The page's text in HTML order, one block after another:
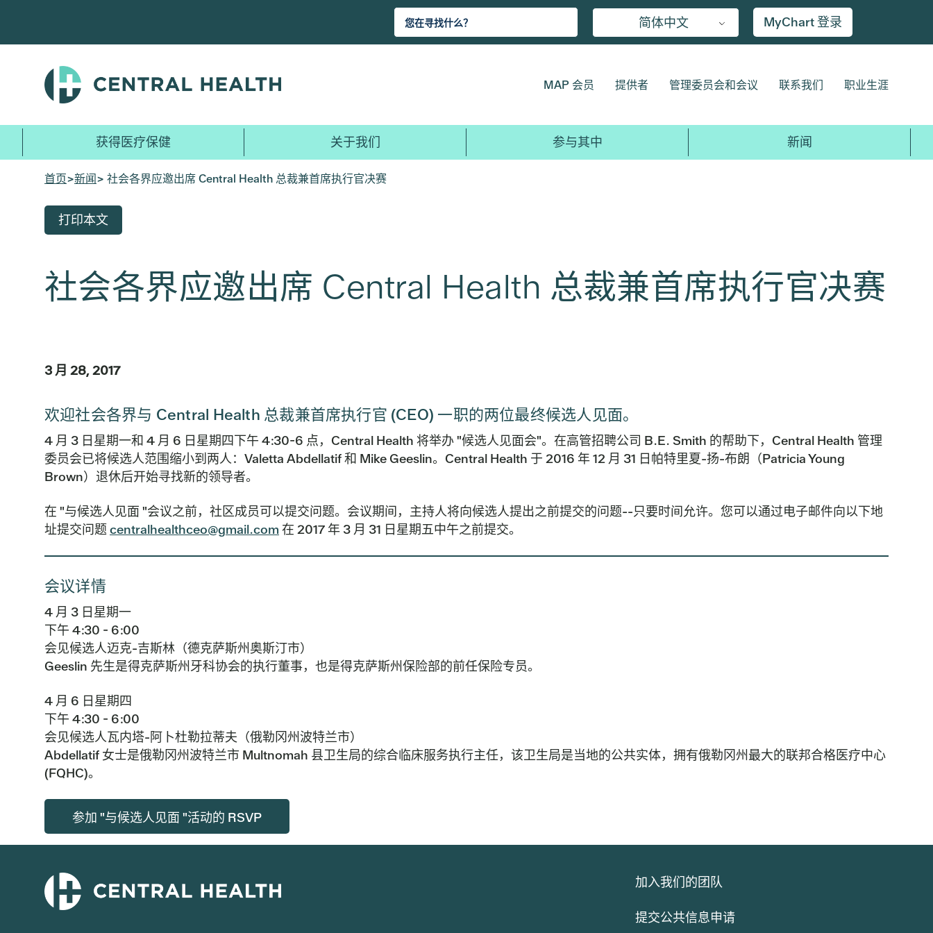
主
简体中文 MyChart 登录
MAP 会员 提供者 管理委员会和会议 联系我们 职业生涯
获得医疗保健 关于我们 参与其中 新闻
首页>新闻> 社会各界应邀出席 Central Health 总裁兼首席执行官决赛
打印本文
社会各界应邀出席 Central Health 总裁兼首席执行官决赛
3 月 28, 2017
欢迎社会各界与 Central Health 总裁兼首席执行官 (CEO) 一职的两位最终候选人见面。
4 月 3 日星期一和 4 月 6 日星期四下午 4:30-6 点，Central Health 将举办 "候选人见面会"。在高管招聘公司 B.E. Smith 的帮助下，Central Health 管理
委员会已将候选人范围缩小到两人：Valetta Abdellatif 和 Mike Geeslin。Central Health 于 2016 年 12 月 31 日帕特里夏-扬-布朗（Patricia Young
Brown）退休后开始寻找新的领导者。
在 "与候选人见面 "会议之前，社区成员可以提交问题。会议期间，主持人将向候选人提出之前提交的问题--只要时间允许。您可以通过电子邮件向以下地
址提交问题centralhealthceo@gmail.com 在 2017 年 3 月 31 日星期五中午之前提交。
会议详情
4 月 3 日星期一
下午 4:30 - 6:00
会见候选人迈克-吉斯林（德克萨斯州奥斯汀市）
Geeslin 先生是得克萨斯州牙科协会的执行董事，也是得克萨斯州保险部的前任保险专员。
4 月 6 日星期四
下午 4:30 - 6:00
会见候选人瓦内塔-阿卜杜勒拉蒂夫（俄勒冈州波特兰市）
Abdellatif 女士是俄勒冈州波特兰市 Multnomah 县卫生局的综合临床服务执行主任，该卫生局是当地的公共实体，拥有俄勒冈州最大的联邦合格医疗中心
(FQHC)。
参加 "与候选人见面 "活动的 RSVP
加入我们的团队
提交公共信息申请